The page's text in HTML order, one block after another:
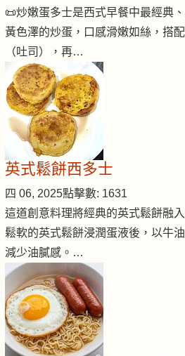
📜炒嫩蛋多士是西式早餐中最經典
黃色澤的炒蛋，口感滑嫩如絲，搭
（吐司），再…
英式鬆餅西多士
四 06, 2025點擊數: 1631
這道創意料理將經典的英式鬆餅融
鬆軟的英式鬆餅浸潤蛋液後，以牛
減少油膩感。…